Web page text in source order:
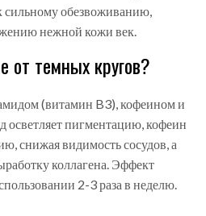
сильному обезвоживанию,
нежной кожи век.
от темных кругов?
(витамин B3), кофеином и
пигментацию, кофеин
снижая видимость сосудов, а
коллагена. Эффект
2-3 раза в неделю.